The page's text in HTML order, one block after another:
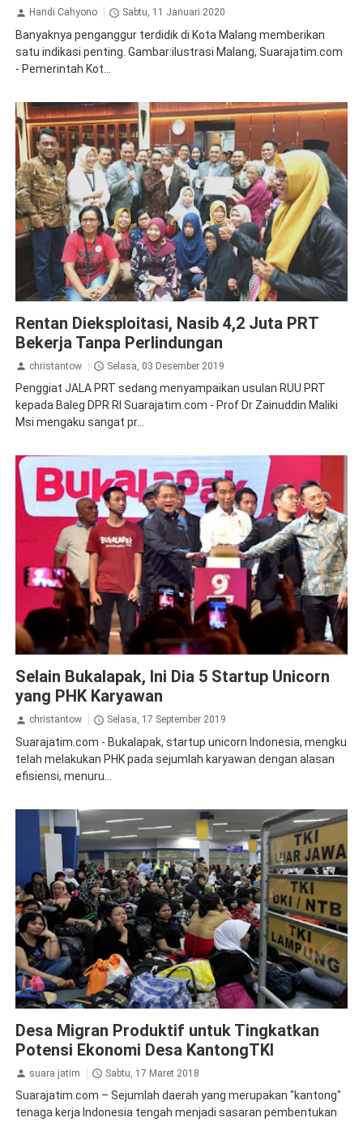
Handi Cahyono Sabtu, 11 Januari 2020
Banyaknya penganggur terdidik di Kota Malang memberikan
satu indikasi penting. Gambar:ilustrasi Malang, Suarajatim.com
- Pemerintah Kot...
Rentan Dieksploitasi, Nasib 4,2 Juta PRT
Bekerja Tanpa Perlindungan
christantow Selasa, 03 Desember 2019
Penggiat JALA PRT sedang menyampaikan usulan RUU PRT
kepada Baleg DPR RI Suarajatim.com - Prof Dr Zainuddin Maliki
Msi mengaku sangat pr...
Selain Bukalapak, Ini Dia 5 Startup Unicorn
yang PHK Karyawan
christantow Selasa, 17 September 2019
Suarajatim.com - Bukalapak, startup unicorn Indonesia, mengku
telah melakukan PHK pada sejumlah karyawan dengan alasan
efisiensi, menuru...
Desa Migran Produktif untuk Tingkatkan
Potensi Ekonomi Desa KantongTKI
suara jatim Sabtu, 17 Maret 2018
Suarajatim.com – Sejumlah daerah yang merupakan "kantong"
tenaga kerja Indonesia tengah menjadi sasaran pembentukan